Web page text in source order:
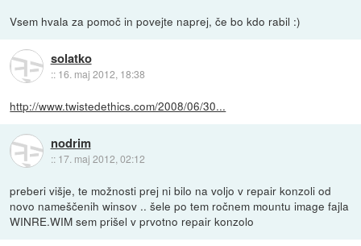
Vsem hvala za pomoč in povejte naprej, če bo kdo rabil :)
solatko
:: 16. maj 2012, 18:38
http://www.twistedethics.com/2008/06/30...
nodrim
:: 17. maj 2012, 02:12
preberi višje, te možnosti prej ni bilo na voljo v repair konzoli od
novo nameščenih winsov .. šele po tem ročnem mountu image fajla
WINRE.WIM sem prišel v prvotno repair konzolo